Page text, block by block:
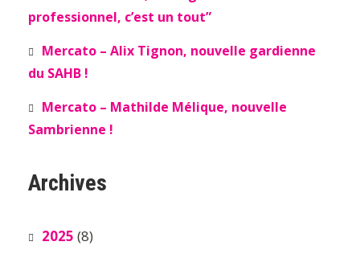
professionnel, c’est un tout”
Mercato – Alix Tignon, nouvelle gardienne
du SAHB !
Mercato – Mathilde Mélique, nouvelle
Sambrienne !
Archives
2025 (8)